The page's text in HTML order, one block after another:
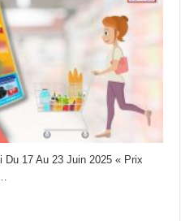
Du 17 Au 23 Juin 2025 « Prix